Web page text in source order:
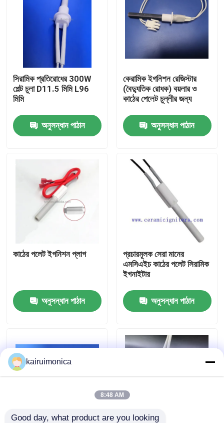
বাড়ি
আমাদের সম্পর্কে
কারখানা ভ্রমণ
যোগাযোগ করুন
উদ্ধৃতির জন্য আবেদন
সিরামিক প্রতিরোধের 300W
পেল্ট চুলা D11.5 মিমি L96
মিমি
অনুসন্ধান পাঠান
কেরামিক ইগনিশন রেজিস্টার
(বৈদ্যুতিক রোধক) বয়লার ও
কাঠের পেলেট চুল্লীর জন্য
অনুসন্ধান পাঠান
কাঠের পলেট ইগনিশন প্লাগ
অনুসন্ধান পাঠান
প্রচারমূলক সেরা মানের
এমসিএইচ কাঠের পলেট সিরামিক
ইগনাইটার
অনুসন্ধান পাঠান
kairuimonica
8:48 AM
Good day, what product are you looking